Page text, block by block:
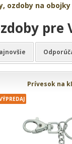
ozdoby na obojky
pre
Prívesok na